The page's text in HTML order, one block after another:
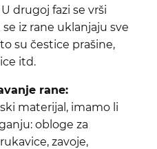
drugoj fazi se vrši
iz rane uklanjaju sve
su čestice prašine,
itd.
rane:
materijal, imamo li
obloge za
zavoje,